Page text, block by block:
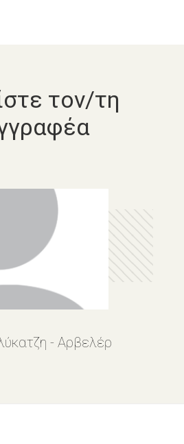
τον/τη
- Αρβελέρ